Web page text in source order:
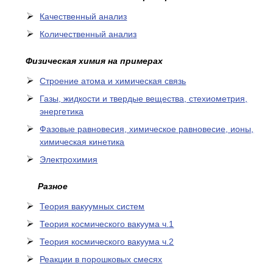
Качественный анализ
Количественный анализ
Физическая химия на примерах
Cтроение атома и химическая связь
Газы, жидкости и твердые вещества, стехиометрия,
энергетика
Фазовые равновесия, химическое равновесие, ионы,
химическая кинетика
Электрохимия
Разное
Теория вакуумных систем
Теория космического вакуума ч.1
Теория космического вакуума ч.2
Реакции в порошковых смесях